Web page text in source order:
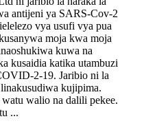
antijeni ya SARS-Cov-2
vya usufi vya pua
moja kwa moja
kuwa na
kusaidia katika utambuzi
2-19. Jaribio ni la
kujipima.
walio na dalili pekee.
...